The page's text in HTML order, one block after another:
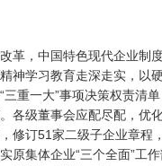
，中国特色现代企业制
神学习教育走深走实，以
三重一大”事项决策权责清
各级董事会应配尽配，优
修订51家二级子企业章程
原集体企业“三个全面”工